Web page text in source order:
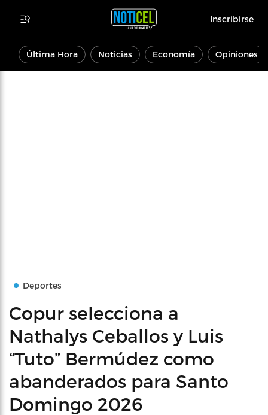
Inscribirse
Última Hora Noticias Economía Opiniones
Deportes
Copur selecciona a
Nathalys Ceballos y Luis
“Tuto” Bermúdez como
abanderados para Santo
Domingo 2026